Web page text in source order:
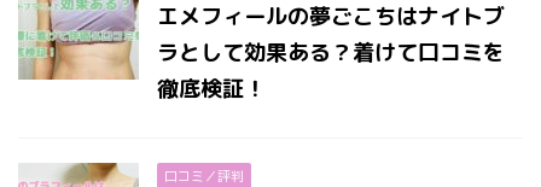
エメフィールの夢ごこちはナイトブ
ラとして効果ある？着けて口コミを
徹底検証！
口コミ／評判